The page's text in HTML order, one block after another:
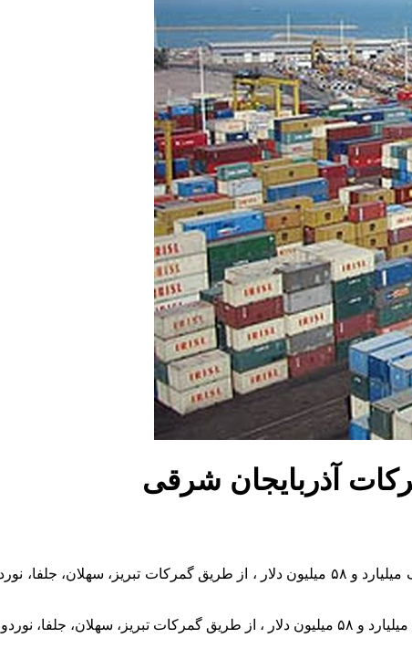
آذربایجان شرقی
به گزارش شاخص ۳۶۰، تا پایان مهر ماه ۲ میلیون و ۶۴ هزار تن کالا به ارزش یک میلیارد و ۵۸